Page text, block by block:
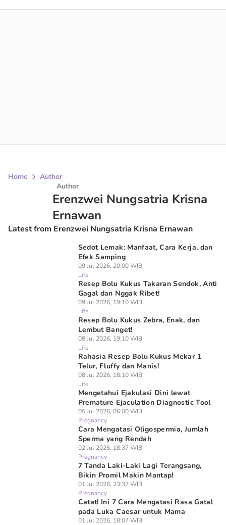
Home
Author
Author
Erenzwei Nungsatria Krisna
Ernawan
Latest from Erenzwei Nungsatria Krisna Ernawan
Sedot Lemak: Manfaat, Cara Kerja, dan
Efek Samping
09 Jul 2026, 20:00 WIB
Life
Resep Bolu Kukus Takaran Sendok, Anti
Gagal dan Nggak Ribet!
09 Jul 2026, 19:10 WIB
Life
Resep Bolu Kukus Zebra, Enak, dan
Lembut Banget!
08 Jul 2026, 19:10 WIB
Life
Rahasia Resep Bolu Kukus Mekar 1
Telur, Fluffy dan Manis!
08 Jul 2026, 18:10 WIB
Life
Mengetahui Ejakulasi Dini lewat
Premature Ejaculation Diagnostic Tool
05 Jul 2026, 06:00 WIB
Pregnancy
Cara Mengatasi Oligospermia, Jumlah
Sperma yang Rendah
02 Jul 2026, 18:37 WIB
Pregnancy
7 Tanda Laki-Laki Lagi Terangsang,
Bikin Promil Makin Mantap!
01 Jul 2026, 23:37 WIB
Pregnancy
Catat! Ini 7 Cara Mengatasi Rasa Gatal
pada Luka Caesar untuk Mama
01 Jul 2026, 18:07 WIB